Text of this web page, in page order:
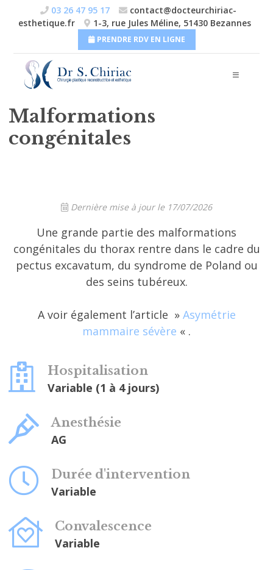
03 26 47 95 17
contact@docteurchiriac-
esthetique.fr
1-3, rue Jules Méline, 51430 Bezannes
PRENDRE RDV EN LIGNE
Malformations
congénitales
Dernière mise à jour le 17/07/2026
Une grande partie des malformations
congénitales du thorax rentre dans le cadre du
pectus excavatum, du syndrome de Poland ou
des seins tubéreux.
A voir également l’article » Asymétrie
mammaire sévère « .
Hospitalisation
Variable (1 à 4 jours)
Anesthésie
AG
Durée d'intervention
Variable
Convalescence
Variable
Chirurgie du sein
Chirurgie du visage
Chirurgie dermatologique
Chirurgie génitale
TARIFS
CABINET ET CLINIQUES
CONTACT